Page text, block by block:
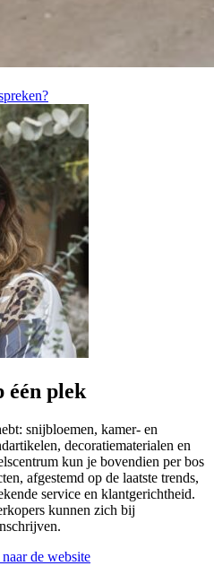
één plek
snijbloemen, kamer- en
decoratiematerialen en
kun je bovendien per bos
afgestemd op de laatste trends,
service en klantgerichtheid.
kunnen zich bij
de website